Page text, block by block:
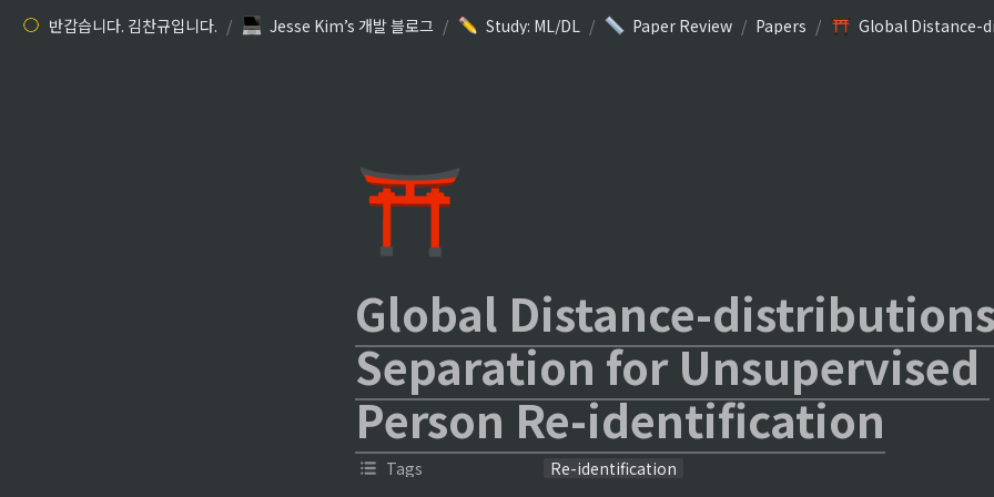
반갑습니다. 김찬규입니다. / Jesse Kim’s 개발 블로그 / Study: ML/DL / Paper Review / Papers /
⛩️
Global Distance-distributions
Separation for Unsupervised
Person Re-identification
Tags
Re-identification